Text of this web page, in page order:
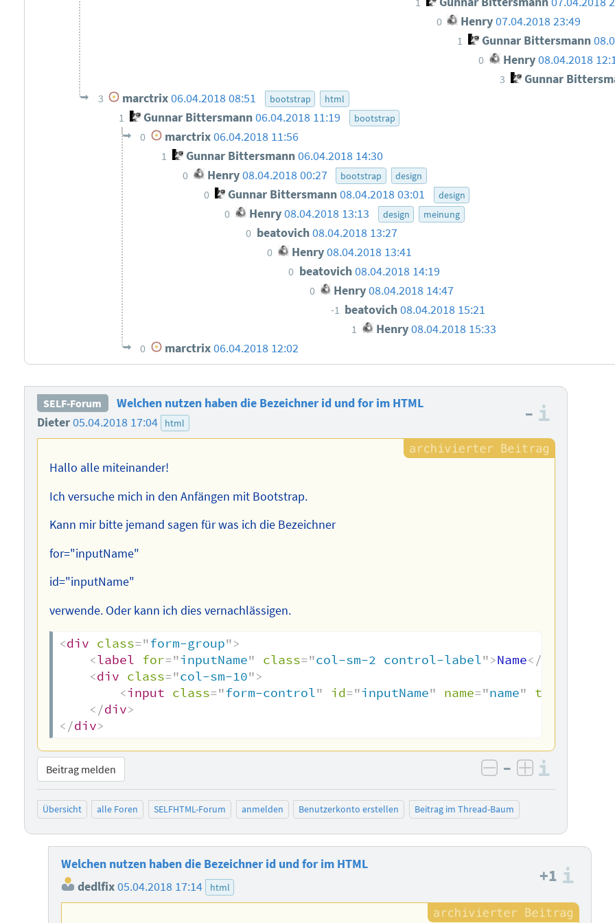
0 Henry07.04.2018 23:49
1 Gunnar Bittersmann
0 Henry08.04.2018
3 Gunnar
3 marctrix06.04.2018 08:51 bootstrap html
1 Gunnar Bittersmann06.04.2018 11:19 bootstrap
0 marctrix06.04.2018 11:56
1 Gunnar Bittersmann06.04.2018 14:30
0 Henry 08.04.2018 00:27 bootstrap design
0 Gunnar Bittersmann08.04.2018 03:01 design
0 Henry08.04.2018 13:13 design meinung
0 beatovich08.04.2018 13:27
0 Henry08.04.2018 13:41
0 beatovich08.04.2018 14:19
0 Henry 08.04.2018 14:47
-1 beatovich08.04.2018 15:21
1 Henry08.04.2018 15:33
0 marctrix06.04.2018 12:02
SELF-Forum
Welchen nutzen haben die Bezeichner id und for im HTML
Dieter05.04.2018 17:04 html –
Hallo alle miteinander!
Ich versuche mich in den Anfängen mit Bootstrap.
Kann mir bitte jemand sagen für was ich die Bezeichner
for="inputName"
id="inputName"
verwende. Oder kann ich dies vernachlässigen.
<div class="form-group">
<label for="inputName" class="col-sm-2 control-label">Name</
<div class="col-sm-10">
<input class="form-control" id="inputName" name="name" type
</div>
</div>
Beitrag melden negativ bewerten
– positiv
Übersicht alle Foren SELFHTML-Forum anmelden Benutzerkonto erstellen Beitrag im Thread-Baum
Welchen nutzen haben die Bezeichner id und for im HTML
dedlfix05.04.2018 17:14 html
+1